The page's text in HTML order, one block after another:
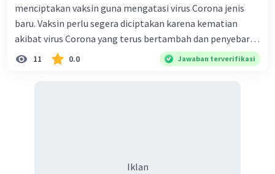
menciptakan vaksin guna mengatasi virus Corona jenis
baru. Vaksin perlu segera diciptakan karena kematian
akibat virus Corona yang terus bertambah dan penyebaran
virus yang kian meluas. 2) Pada Jum'at (7-2-2020), Komisi
Kesehatan Nasional Cina mencatat jumlah kematian
ilmuwan bekerja dalam kecepatan penuh untuk
11 0.0 Jawaban terverifikasi
Iklan